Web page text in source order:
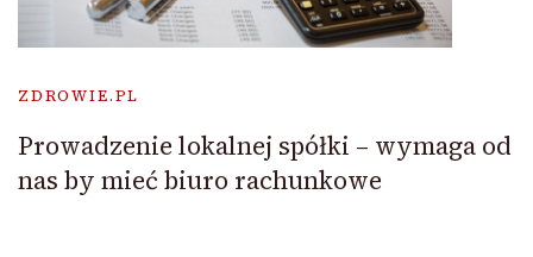
ZDROWIE.PL
Prowadzenie lokalnej spółki – wymaga od
nas by mieć biuro rachunkowe